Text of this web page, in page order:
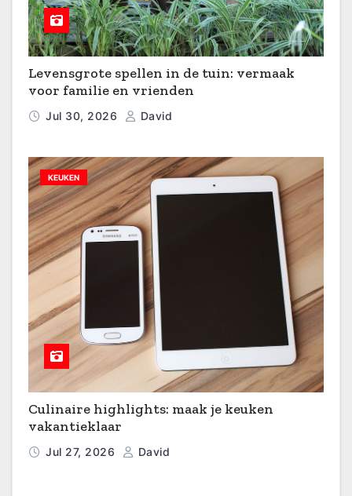
Levensgrote spellen in de tuin: vermaak
voor familie en vrienden
Jul 30, 2026 David
KEUKEN
Culinaire highlights: maak je keuken
vakantieklaar
Jul 27, 2026 David